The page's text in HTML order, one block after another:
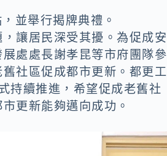
並舉行揭牌典禮。
讓居民深受其擾。為促成安
處處長謝孝昆等市府團隊參
社區促成都市更新。都更工
持續推進，希望促成老舊社
更新能夠邁向成功。